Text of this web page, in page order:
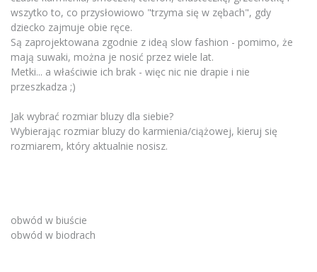
wszytko to, co przysłowiowo "trzyma się w zębach", gdy
dziecko zajmuje obie ręce.
Są zaprojektowana zgodnie z ideą slow fashion - pomimo, że
mają suwaki, można je nosić przez wiele lat.
Metki... a właściwie ich brak - więc nic nie drapie i nie
przeszkadza ;)
Jak wybrać rozmiar bluzy dla siebie?
Wybierając rozmiar bluzy do karmienia/ciążowej, kieruj się
rozmiarem, który aktualnie nosisz.
obwód w biuście
obwód w biodrach